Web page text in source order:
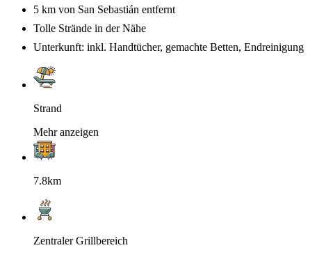
5 km von San Sebastián entfernt
Tolle Strände in der Nähe
Unterkunft: inkl. Handtücher, gemachte Betten, Endreinigung
Strand
Mehr anzeigen
7.8km
Zentraler Grillbereich